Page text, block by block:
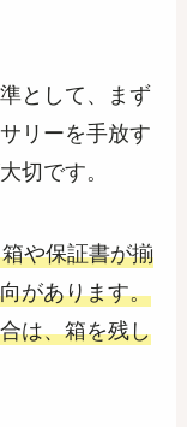
として、まず
リーを手放す
切です。
や保証書が揃
があります。
は、箱を残し